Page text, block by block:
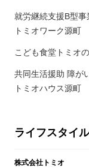
就労継続支援B型事
トミオワーク源町
こども食堂トミオ
共同生活援助 障が
トミオハウス源町
ライフスタイ
株式会社トミオ